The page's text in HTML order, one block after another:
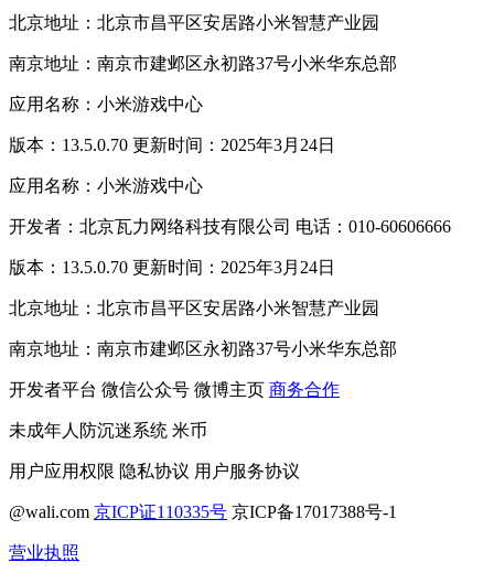
北京地址：北京市昌平区安居路小米智慧产业园
南京地址：南京市建邺区永初路37号小米华东总部
应用名称：小米游戏中心
版本：13.5.0.70 更新时间：2025年3月24日
应用名称：小米游戏中心
开发者：北京瓦力网络科技有限公司 电话：010-60606666
版本：13.5.0.70 更新时间：2025年3月24日
北京地址：北京市昌平区安居路小米智慧产业园
南京地址：南京市建邺区永初路37号小米华东总部
开发者平台 微信公众号 微博主页 商务合作
未成年人防沉迷系统 米币
用户应用权限 隐私协议 用户服务协议
@wali.com 京ICP证110335号 京ICP备17017388号-1
营业执照